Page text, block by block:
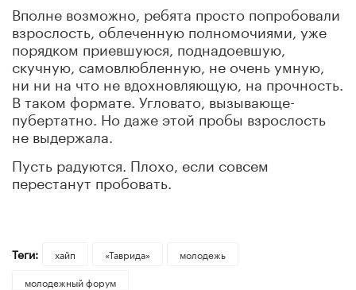
Вполне возможно, ребята просто попробовали
взрослость, облеченную полномочиями, уже
порядком приевшуюся, поднадоевшую,
скучную, самовлюбленную, не очень умную,
ни ни на что не вдохновляющую, на прочность.
В таком формате. Угловато, вызывающе-
пубертатно. Но даже этой пробы взрослость
не выдержала.
Пусть радуются. Плохо, если совсем
перестанут пробовать.
Теги: хайп «Таврида»
молодежь
молодежный форум